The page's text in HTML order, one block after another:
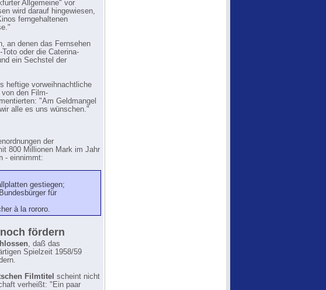
Allgemeine" vor
wird darauf hingewiesen,
ferngehaltenen
an denen das Fernsehen
oder die Caterina-
ein Sechstel der
heftige vorweihnachtliche
von den Film-
"Am Geldmangel
alle es uns wünschen."
der
800 Millionen Mark im Jahr
- einnimmt:
gestiegen;
für
à la rororo.
fördern
, daß das
Spielzeit 1958/59
Filmtitel scheint nicht
verheißt: "Ein paar